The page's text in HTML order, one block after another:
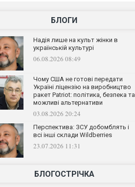
БЛОГИ
Надія лише на культ жінки в
українській культурі
06.08.2026 08:49
Чому США не готові передати
Україні ліцензію на виробництво
ракет Patriot: політика, безпека та
можливі альтернативи
03.08.2026 20:24
Перспектива: ЗСУ добомблять і
всі інші склади Wildberries
23.07.2026 11:31
БЛОГОСТРІЧКА